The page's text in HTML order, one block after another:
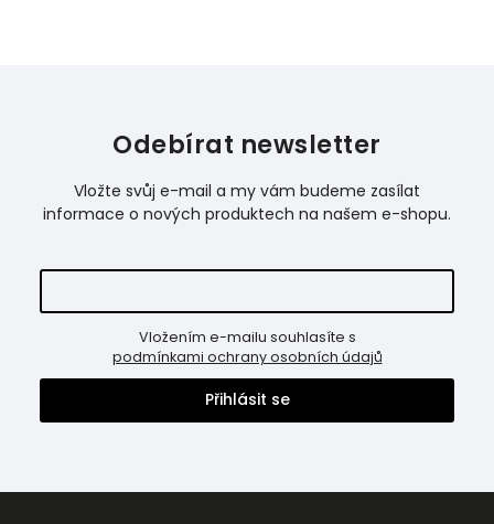
Odebírat newsletter
Vložte svůj e-mail a my vám budeme zasílat
informace o nových produktech na našem e-shopu.
podmínkami ochrany osobních údajů
Přihlásit se